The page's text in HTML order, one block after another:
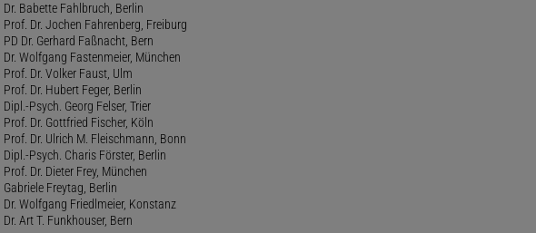
Dr. Babette Fahlbruch, Berlin
Prof. Dr. Jochen Fahrenberg, Freiburg
PD Dr. Gerhard Faßnacht, Bern
Dr. Wolfgang Fastenmeier, München
Prof. Dr. Volker Faust, Ulm
Prof. Dr. Hubert Feger, Berlin
Dipl.-Psych. Georg Felser, Trier
Prof. Dr. Gottfried Fischer, Köln
Prof. Dr. Ulrich M. Fleischmann, Bonn
Dipl.-Psych. Charis Förster, Berlin
Prof. Dr. Dieter Frey, München
Gabriele Freytag, Berlin
Dr. Wolfgang Friedlmeier, Konstanz
Dr. Art T. Funkhouser, Bern